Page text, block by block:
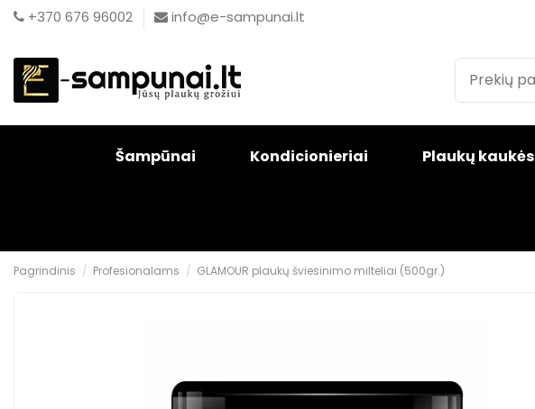
+370 676 96002 info@e-sampunai.lt
Šampūnai Kondicionieriai Plaukų kaukės
Pagrindinis Profesionalams GLAMOUR plaukų šviesinimo milteliai (500gr.)